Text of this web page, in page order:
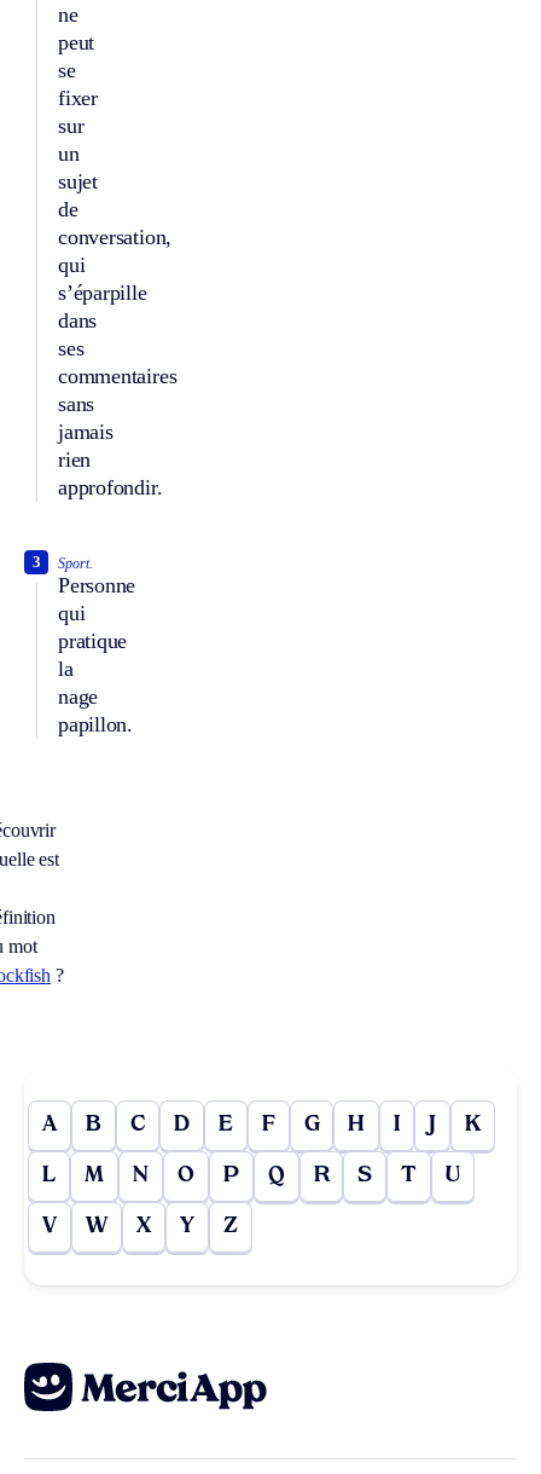
ne
peut
se
fixer
sur
un
sujet
de
conversation,
qui
s’éparpille
dans
ses
commentaires
sans
jamais
rien
approfondir.
Sport.
Personne
qui
pratique
la
nage
papillon.
3
est
mot
?
A B C D E F G H I J K
L M N O P Q R S T U
V W X Y Z